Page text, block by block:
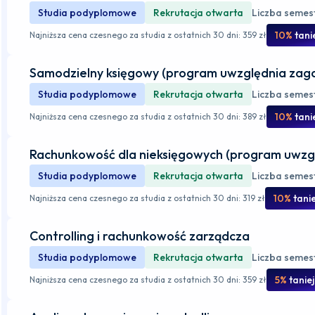
Studia podyplomowe Rekrutacja otwarta Liczba
Najniższa cena czesnego za studia z ostatnich 30 dni: 359 zł 10%
Samodzielny księgowy (program uwzględnia
Studia podyplomowe Rekrutacja otwarta Liczba
Najniższa cena czesnego za studia z ostatnich 30 dni: 389 zł 10%
Rachunkowość dla nieksięgowych (program
Studia podyplomowe Rekrutacja otwarta Liczba
Najniższa cena czesnego za studia z ostatnich 30 dni: 319 zł 10%
Controlling i rachunkowość zarządcza
Studia podyplomowe Rekrutacja otwarta Liczba
Najniższa cena czesnego za studia z ostatnich 30 dni: 359 zł 5% taniej